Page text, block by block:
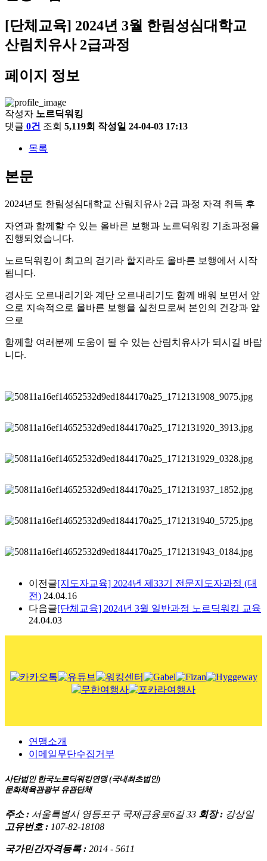
[단체교육] 2024년 3월 한림성심대학교
산림치유사 2급과정
페이지 정보
작성자 노르딕워킹
댓글 0건 조회 5,119회 작성일 24-04-03 17:13
목록
본문
2024년도 한림성심대학교 산림치유사 2급 과정 자격 취득 후
자연과 함께할 수 있는 올바른 보행과 노르딕워킹 기초과정을
진행되었습니다.
노르딕워킹이 최고의 걷기라 할지라도 올바른 보행에서 시작
됩니다.
경사도 오르내리기와 계단 오르내리기도 함께 배워 보면서 앞
으로 지속적으로 올바른 보행을 실천므로써 본인의 건강과 앞
으로
함께할 여러분께 도움이 될 수 있는 산림치유사가 되시길 바랍
니다.
이전글[지도자교육] 2024년 제33기 전문지도자과정 (대
전) 24.04.16
다음글[단체교육] 2024년 3월 일반과정 노르딕워킹 교육
24.04.03
연맹소개
이메일무단수집거부
사단법인 한국노르딕워킹연맹 (국내최초법인)
문화체육관광부 유관단체
주소 : 서울특별시 영등포구 국제금융로6길 33 회장 : 강상일
고유번호 : 107-82-18108
국가민간자격등록 : 2014 - 5611